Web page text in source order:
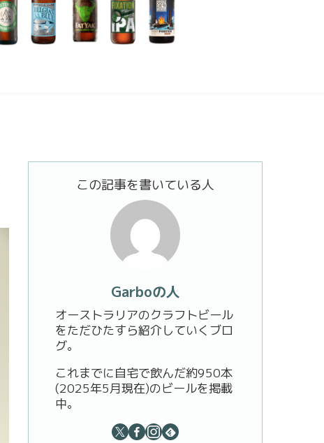
この記事を書いている人
Garboの人
オーストラリアのクラフトビール
をただひたすら紹介していくブロ
グ。
これまでに自宅で飲んだ約950本
(2025年5月現在)のビールを掲載
中。